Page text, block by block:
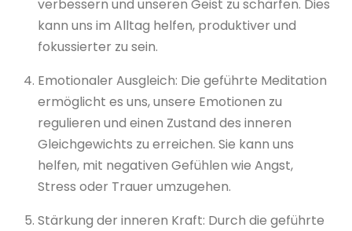
verbessern und unseren Geist zu schärfen. Dies
kann uns im Alltag helfen, produktiver und
fokussierter zu sein.
Emotionaler Ausgleich: Die geführte Meditation
ermöglicht es uns, unsere Emotionen zu
regulieren und einen Zustand des inneren
Gleichgewichts zu erreichen. Sie kann uns
helfen, mit negativen Gefühlen wie Angst,
Stress oder Trauer umzugehen.
Stärkung der inneren Kraft: Durch die geführte